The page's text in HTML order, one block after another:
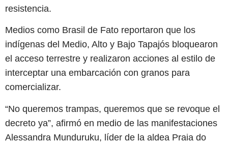
resistencia.
Medios como Brasil de Fato reportaron que los
indígenas del Medio, Alto y Bajo Tapajós bloquearon
el acceso terrestre y realizaron acciones al estilo de
interceptar una embarcación con granos para
comercializar.
“No queremos trampas, queremos que se revoque el
decreto ya”, afirmó en medio de las manifestaciones
Alessandra Munduruku, líder de la aldea Praia do